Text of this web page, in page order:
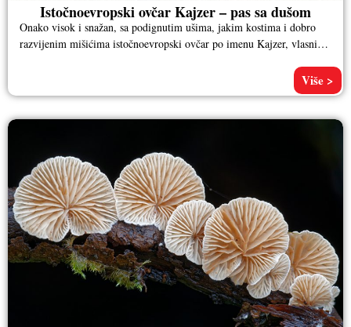
Istočnoevropski ovčar Kajzer – pas sa dušom
Onako visok i snažan, sa podignutim ušima, jakim kostima i dobro
razvijenim mišićima istočnoevropski ovčar po imenu Kajzer, vlasnika
Više >